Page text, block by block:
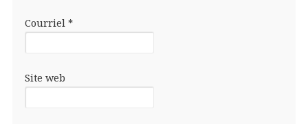
Courriel *
Site web